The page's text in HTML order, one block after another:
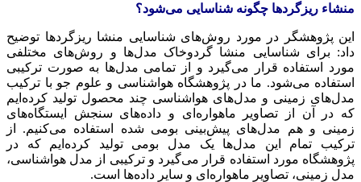
منشاء ریزگردها چگونه شناسایی می‌شود؟
این پژوهشگر در مورد روش‌های شناسایی منشا ریزگردها توضیح
داد: برای شناسایی منشا گردوخاک مدل‌ها و روش‌های مختلفی
مورد استفاده قرار می‌گیرد و از تمامی مدل‌ها به صورت ترکیبی
استفاده می‌شود. ما در پژوهشگاه هواشناسی و علوم جو با ترکیب
مدل‌های زمینی و مدل‌های هواشناسی چند محصول تولید کرده‌ایم
که در آن از تصاویر ماهواره‌ای و داده‌های سنجش ایستگاه‌های
زمینی و هم مدل‌های پیش‌بینی بومی شده استفاده می‌کنیم. از
ترکیب تمام این مدل‌ها یک مدل بومی تولید کرده‌ایم که در
پژوهشگاه مورد استفاده قرار می‌گیرد و ترکیبی از مدل هواشناسی،
مدل زمینی، تصاویر ماهواره‌ای و سایر داده‌ها است.